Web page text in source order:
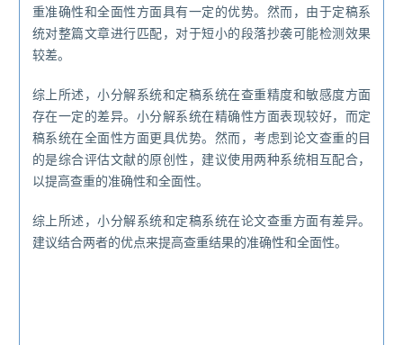
重准确性和全面性方面具有一定的优势。然而，由于定稿系
统对整篇文章进行匹配，对于短小的段落抄袭可能检测效果
较差。
综上所述，小分解系统和定稿系统在查重精度和敏感度方面
存在一定的差异。小分解系统在精确性方面表现较好，而定
稿系统在全面性方面更具优势。然而，考虑到论文查重的目
的是综合评估文献的原创性，建议使用两种系统相互配合，
以提高查重的准确性和全面性。
综上所述，小分解系统和定稿系统在论文查重方面有差异。
建议结合两者的优点来提高查重结果的准确性和全面性。